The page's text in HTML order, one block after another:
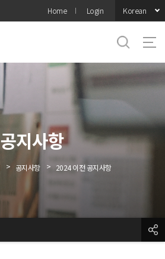
Home Login Korean
공지사항
> 공지사항 > 2024 이전 공지사항